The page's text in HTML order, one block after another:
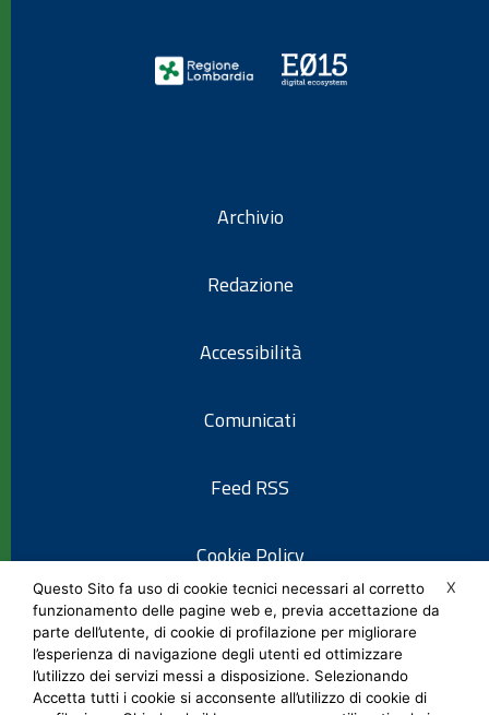
Archivio
Redazione
Accessibilità
Comunicati
Feed RSS
Cookie Policy
Informativa privacy
Note legali
X
Questo Sito fa uso di cookie tecnici necessari al corretto
funzionamento delle pagine web e, previa accettazione da
parte dell’utente, di cookie di profilazione per migliorare
l’esperienza di navigazione degli utenti ed ottimizzare
l’utilizzo dei servizi messi a disposizione. Selezionando
Accetta tutti i cookie si acconsente all’utilizzo di cookie di